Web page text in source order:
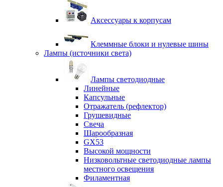
Аксессуары к корпусам
Клеммные блоки и нулевые шины
Лампы (источники света)
Лампы светодиодные
Линейные
Капсульные
Отражатель (рефлектор)
Грушевидные
Свеча
Шарообразная
GX53
Высокой мощности
Низковольтные светодиодные лампы
местного освещения
Филаментная